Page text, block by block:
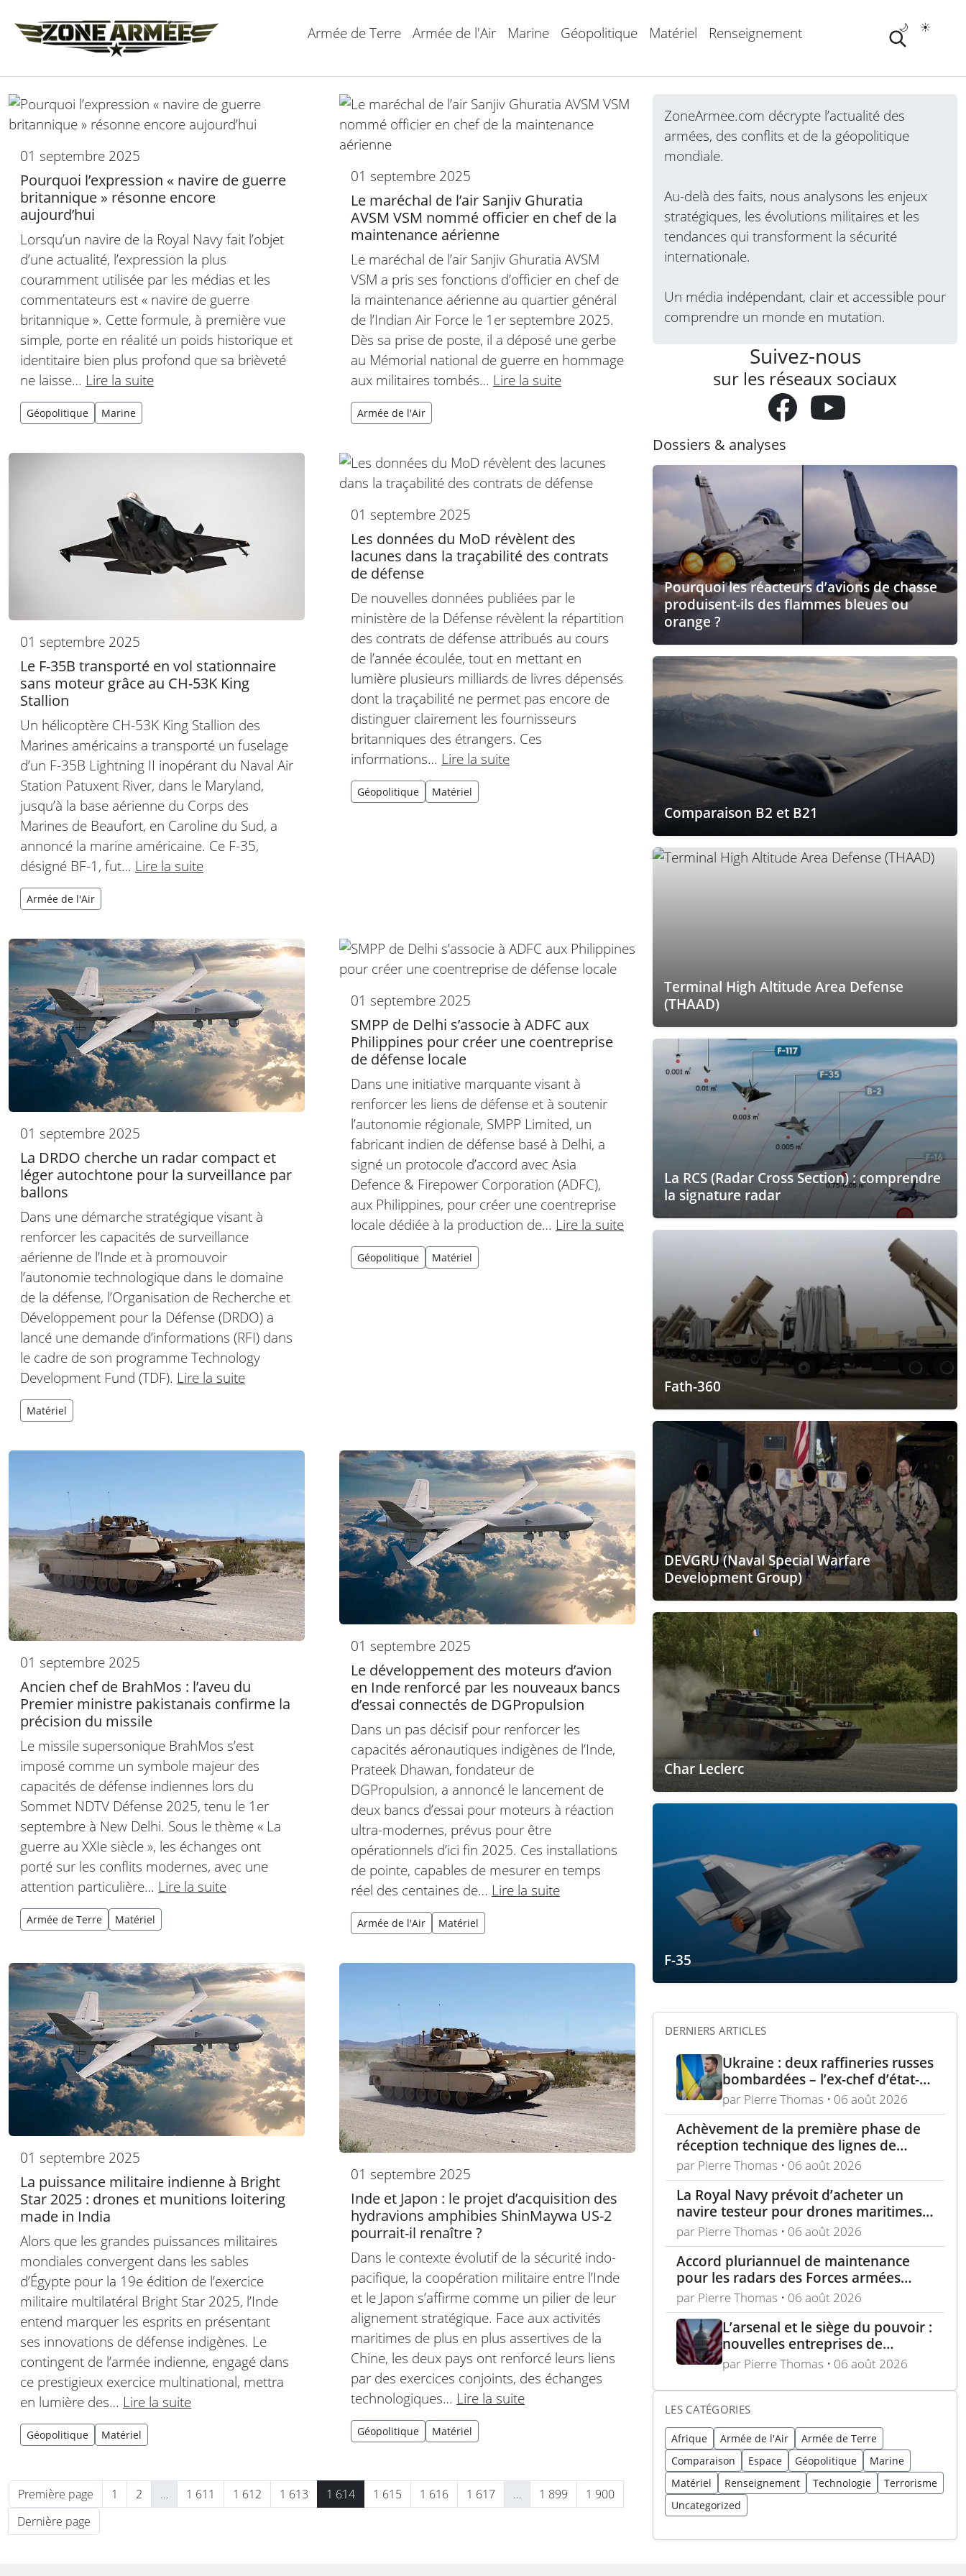
Armée de Terre Armée de l'Air Marine Géopolitique Matériel Renseignement ☀️
🌙
01 septembre 2025
Pourquoi l’expression « navire de guerre
britannique » résonne encore
aujourd’hui
Lorsqu’un navire de la Royal Navy fait l’objet
d’une actualité, l’expression la plus
couramment utilisée par les médias et les
commentateurs est « navire de guerre
britannique ». Cette formule, à première vue
simple, porte en réalité un poids historique et
identitaire bien plus profond que sa brièveté
ne laisse… Lire la suite
Géopolitique Marine
01 septembre 2025
Le maréchal de l’air Sanjiv Ghuratia
AVSM VSM nommé officier en chef de la
maintenance aérienne
Le maréchal de l’air Sanjiv Ghuratia AVSM
VSM a pris ses fonctions d’officier en chef de
la maintenance aérienne au quartier général
de l’Indian Air Force le 1er septembre 2025.
Dès sa prise de poste, il a déposé une gerbe
au Mémorial national de guerre en hommage
aux militaires tombés… Lire la suite
Armée de l'Air
01 septembre 2025
Le F-35B transporté en vol stationnaire
sans moteur grâce au CH-53K King
Stallion
Un hélicoptère CH-53K King Stallion des
Marines américains a transporté un fuselage
d’un F-35B Lightning II inopérant du Naval Air
Station Patuxent River, dans le Maryland,
jusqu’à la base aérienne du Corps des
Marines de Beaufort, en Caroline du Sud, a
annoncé la marine américaine. Ce F-35,
désigné BF-1, fut… Lire la suite
Armée de l'Air
01 septembre 2025
Les données du MoD révèlent des
lacunes dans la traçabilité des contrats
de défense
De nouvelles données publiées par le
ministère de la Défense révèlent la répartition
des contrats de défense attribués au cours
de l’année écoulée, tout en mettant en
lumière plusieurs milliards de livres dépensés
dont la traçabilité ne permet pas encore de
distinguer clairement les fournisseurs
britanniques des étrangers. Ces
informations… Lire la suite
Géopolitique Matériel
01 septembre 2025
La DRDO cherche un radar compact et
léger autochtone pour la surveillance par
ballons
Dans une démarche stratégique visant à
renforcer les capacités de surveillance
aérienne de l’Inde et à promouvoir
l’autonomie technologique dans le domaine
de la défense, l’Organisation de Recherche et
Développement pour la Défense (DRDO) a
lancé une demande d’informations (RFI) dans
le cadre de son programme Technology
Development Fund (TDF). Lire la suite
Matériel
01 septembre 2025
SMPP de Delhi s’associe à ADFC aux
Philippines pour créer une coentreprise
de défense locale
Dans une initiative marquante visant à
renforcer les liens de défense et à soutenir
l’autonomie régionale, SMPP Limited, un
fabricant indien de défense basé à Delhi, a
signé un protocole d’accord avec Asia
Defence & Firepower Corporation (ADFC),
aux Philippines, pour créer une coentreprise
locale dédiée à la production de… Lire la suite
Géopolitique Matériel
01 septembre 2025
Ancien chef de BrahMos : l’aveu du
Premier ministre pakistanais confirme la
précision du missile
Le missile supersonique BrahMos s’est
imposé comme un symbole majeur des
capacités de défense indiennes lors du
Sommet NDTV Défense 2025, tenu le 1er
septembre à New Delhi. Sous le thème « La
guerre au XXIe siècle », les échanges ont
porté sur les conflits modernes, avec une
attention particulière… Lire la suite
Armée de Terre Matériel
01 septembre 2025
Le développement des moteurs d’avion
en Inde renforcé par les nouveaux bancs
d’essai connectés de DGPropulsion
Dans un pas décisif pour renforcer les
capacités aéronautiques indigènes de l’Inde,
Prateek Dhawan, fondateur de
DGPropulsion, a annoncé le lancement de
deux bancs d’essai pour moteurs à réaction
ultra-modernes, prévus pour être
opérationnels d’ici fin 2025. Ces installations
de pointe, capables de mesurer en temps
réel des centaines de… Lire la suite
Armée de l'Air Matériel
01 septembre 2025
La puissance militaire indienne à Bright
Star 2025 : drones et munitions loitering
made in India
Alors que les grandes puissances militaires
mondiales convergent dans les sables
d’Égypte pour la 19e édition de l’exercice
militaire multilatéral Bright Star 2025, l’Inde
entend marquer les esprits en présentant
ses innovations de défense indigènes. Le
contingent de l’armée indienne, engagé dans
ce prestigieux exercice multinational, mettra
en lumière des… Lire la suite
Géopolitique Matériel
01 septembre 2025
Inde et Japon : le projet d’acquisition des
hydravions amphibies ShinMaywa US-2
pourrait-il renaître ?
Dans le contexte évolutif de la sécurité indo-
pacifique, la coopération militaire entre l’Inde
et le Japon s’affirme comme un pilier de leur
alignement stratégique. Face aux activités
maritimes de plus en plus assertives de la
Chine, les deux pays ont renforcé leurs liens
par des exercices conjoints, des échanges
technologiques… Lire la suite
Géopolitique Matériel
Première page 1 2 … 1 611 1 612 1 613 1 614 1 615 1 616 1 617 … 1 899
1 900
Dernière page
ZoneArmee.com décrypte l’actualité des
armées, des conflits et de la géopolitique
mondiale.
Au-delà des faits, nous analysons les enjeux
stratégiques, les évolutions militaires et les
tendances qui transforment la sécurité
internationale.
Un média indépendant, clair et accessible pour
comprendre un monde en mutation.
Suivez-nous
sur les réseaux sociaux
Dossiers & analyses
Pourquoi les réacteurs d’avions de chasse
produisent-ils des flammes bleues ou
orange ?
Comparaison B2 et B21
Terminal High Altitude Area Defense
(THAAD)
La RCS (Radar Cross Section) : comprendre
la signature radar
Fath-360
DEVGRU (Naval Special Warfare
Development Group)
Char Leclerc
F-35
DERNIERS ARTICLES
Ukraine : deux raffineries russes
bombardées – l’ex-chef d’état-
major ukrainien juge l’OTAN
dépassée
par Pierre Thomas • 06 août 2026
Achèvement de la première phase de
réception technique des lignes de
production d’armement gros calibre
par Pierre Thomas • 06 août 2026
La Royal Navy prévoit d’acheter un
navire testeur pour drones maritimes
polyvalents
par Pierre Thomas • 06 août 2026
Accord pluriannuel de maintenance
pour les radars des Forces armées
polonaises
par Pierre Thomas • 06 août 2026
L’arsenal et le siège du pouvoir :
nouvelles entreprises de
défense, capital-risque et
politique industrielle des États
par Pierre Thomas • 06 août 2026
LES CATÉGORIES
Afrique Armée de l'Air
Armée de Terre
Comparaison
Espace Géopolitique
Marine
Matériel
Renseignement Technologie
Terrorisme
Uncategorized